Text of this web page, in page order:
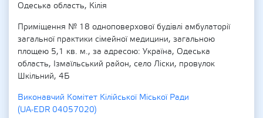
Одеська область, Кілія
Приміщення № 18 одноповерхової будівлі амбулаторії
загальної практики сімейної медицини, загальною
площею 5,1 кв. м., за адресою: Україна, Одеська
область, Ізмаїльський район, село Ліски, провулок
Шкільний, 4Б
Виконавчий Комітет Кілійської Міської Ради
(UA-EDR 04057020)